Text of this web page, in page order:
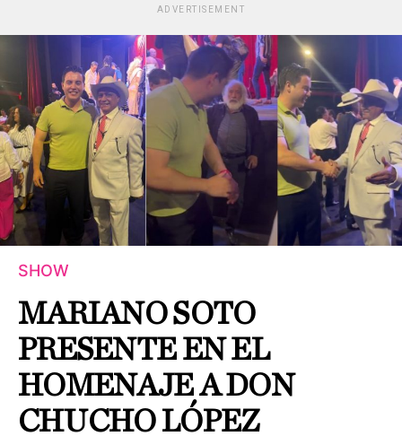
ADVERTISEMENT
SHOW
MARIANO SOTO
PRESENTE EN EL
HOMENAJE A DON
CHUCHO LÓPEZ